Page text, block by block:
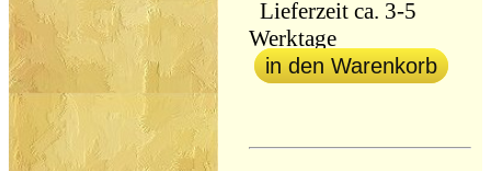
Lieferzeit ca. 3-5
Werktage
in den Warenkorb